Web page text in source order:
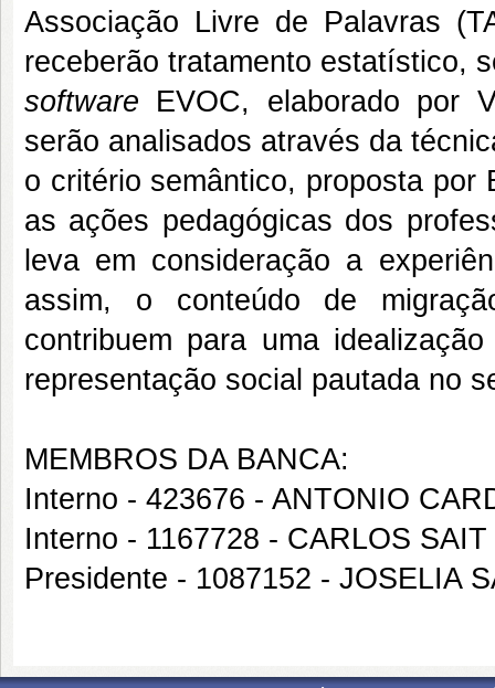
Associação Livre de Palavras
receberão tratamento estatístico,
software EVOC, elaborado por
serão analisados através da
o critério semântico, proposta por
as ações pedagógicas dos
leva em consideração a
assim, o conteúdo de
contribuem para uma
representação social pautada no
MEMBROS DA BANCA:
Interno - 423676 - ANTONIO
Interno - 1167728 - CARLOS
Presidente - 1087152 - JOSELIA